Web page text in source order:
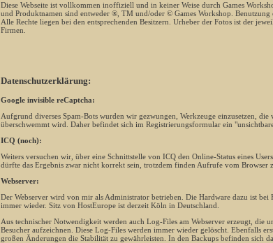
Diese Webseite ist vollkommen inoffiziell und in keiner Weise durch Games
und Produktnamen sind entweder ®, TM und/oder © Games Workshop.
Alle Rechte liegen bei den entsprechenden Besitzern. Urheber der Fotos ist der
Firmen.
Datenschutzerklärung:
Google invisible reCaptcha:
Aufgrund diverses Spam-Bots wurden wir gezwungen, Werkzeuge einzusetzen,
überschwemmt wird. Daher befindet sich im Registrierungsformular ein
ICQ (noch):
Weiters versuchen wir, über eine Schnittstelle von ICQ den Online-Status eines
dürfte das Ergebnis zwar nicht korrekt sein, trotzdem finden Aufrufe vom Browser
Webserver:
Der Webserver wird von mir als Administrator betrieben. Die Hardware dazu ist bei
immer wieder. Sitz von HostEurope ist derzeit Köln in Deutschland.
Aus technischer Notwendigkeit werden auch Log-Files am Webserver erzeugt, die
Besucher aufzeichnen. Diese Log-Files werden immer wieder gelöscht. Ebenfalls
großen Änderungen die Stabilität zu gewährleisten. In den Backups befinden sich